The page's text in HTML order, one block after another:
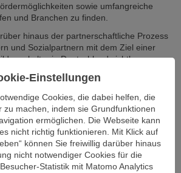
sowie umfangreiche
und Branchen zu finden.
hinaus der partnerschaftliche Prozess
und Sozialpartnern mit dem Ziel einer
in Deutschland sichtbar
Landes Brandenburg sind auf "mein NOW"
fördert die betriebliche und individuelle
mit der
Brandenburgischen
aus Mitteln des Europäischen Sozialfonds
Einstellungen
Cookies, die dabei helfen, die
zu machen, indem sie Grundfunktionen
ermöglichen. Die Webseite kann
nicht richtig funktionieren. Mit Klick auf
können Sie freiwillig darüber hinaus
nicht notwendiger Cookies für die
Statistik mit Matomo Analytics